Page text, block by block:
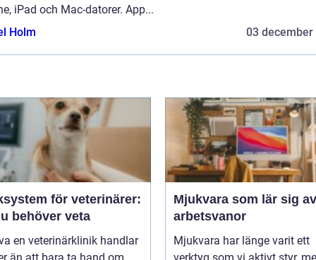
iPad och Mac-datorer. App...
Holm
03 december
för veterinärer:
behöver veta
en veterinärklinik handlar
än att bara ta hand om
Mjukvara som lär sig
arbetsvanor
Mjukvara har länge varit ett
verktyg som vi aktivt styr,